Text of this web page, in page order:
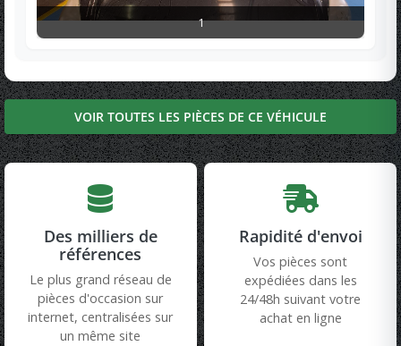
1
VOIR TOUTES LES PIÈCES DE CE VÉHICULE
Des milliers de
références
Le plus grand réseau de
pièces d'occasion sur
internet, centralisées sur
un même site
Rapidité d'envoi
Vos pièces sont
expédiées dans les
24/48h suivant votre
achat en ligne